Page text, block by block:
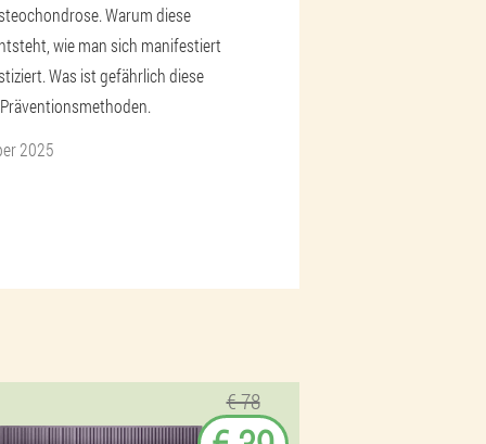
Warum diese
wie man sich manifestiert
Was ist gefährlich diese
2025
€ 78